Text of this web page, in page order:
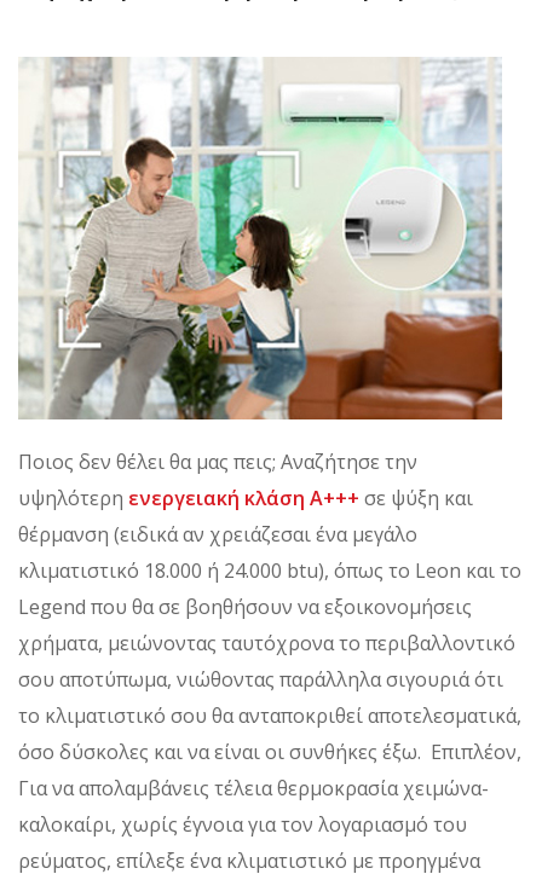
Ποιος δεν θέλει θα μας πεις; Αναζήτησε την
υψηλότερη ενεργειακή κλάση Α+++ σε ψύξη και
θέρμανση (ειδικά αν χρειάζεσαι ένα μεγάλο
κλιματιστικό 18.000 ή 24.000 btu), όπως το Leon και το
Legend που θα σε βοηθήσουν να εξοικονομήσεις
χρήματα, μειώνοντας ταυτόχρονα το περιβαλλοντικό
σου αποτύπωμα, νιώθοντας παράλληλα σιγουριά ότι
το κλιματιστικό σου θα ανταποκριθεί αποτελεσματικά,
όσο δύσκολες και να είναι οι συνθήκες έξω. Επιπλέον,
Για να απολαμβάνεις τέλεια θερμοκρασία χειμώνα-
καλοκαίρι, χωρίς έγνοια για τον λογαριασμό του
ρεύματος, επίλεξε ένα κλιματιστικό με προηγμένα